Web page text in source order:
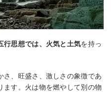
行思想では、火気と土気を持っ
さ、旺盛さ、激しさの象徴であ
ます。火は物を燃やして別の物